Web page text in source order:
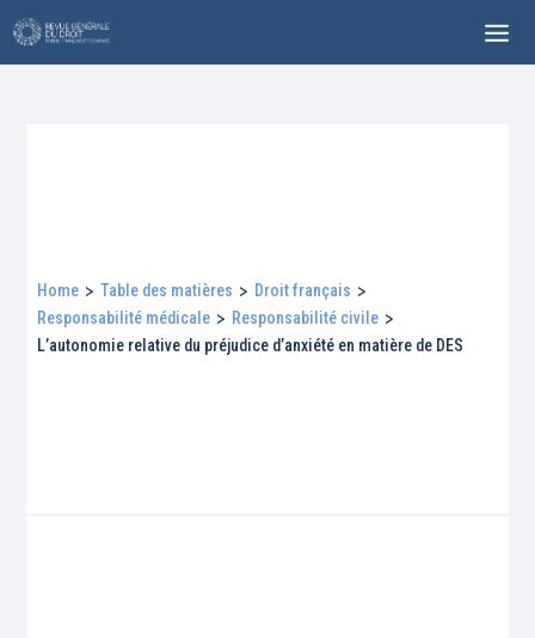
Home > Table des matières > Droit français >
Responsabilité médicale > Responsabilité civile >
L’autonomie relative du préjudice d’anxiété en matière de DES